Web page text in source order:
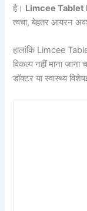
है। Limcee Tablet
त्वचा, बेहतर आयरन
हालांकि Limcee
विकल्प नहीं माना
डॉक्टर या स्वास्थ्य